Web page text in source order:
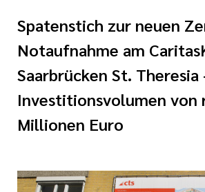
(CKS)
zum
Spatenstich zur neuen
Notaufnahme am
Saarbrücken St. Theresia
Investitionsvolumen von
Millionen Euro